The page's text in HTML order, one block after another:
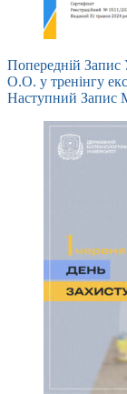
Попередній Запис
О.О. у тренінгу
Наступний Запис